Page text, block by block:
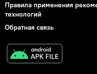
Правила применения
технологий
Обратная связь